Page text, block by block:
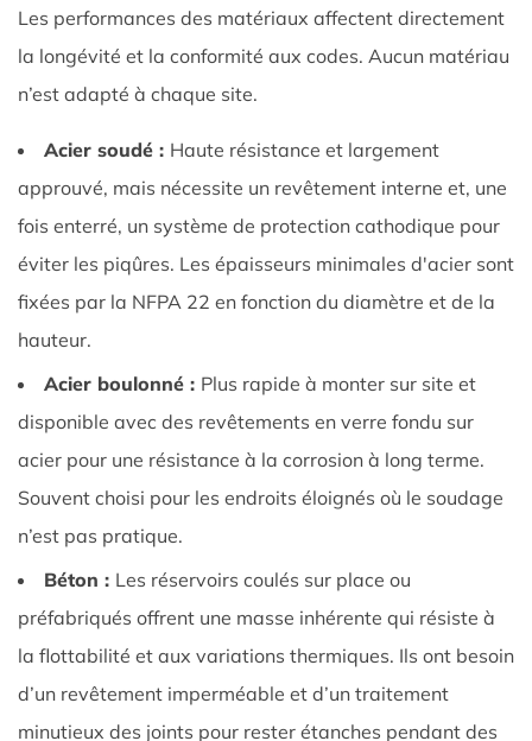
Les performances des matériaux affectent directement
la longévité et la conformité aux codes. Aucun matériau
n’est adapté à chaque site.
Acier soudé : Haute résistance et largement
approuvé, mais nécessite un revêtement interne et, une
fois enterré, un système de protection cathodique pour
éviter les piqûres. Les épaisseurs minimales d'acier sont
fixées par la NFPA 22 en fonction du diamètre et de la
hauteur.
Acier boulonné : Plus rapide à monter sur site et
disponible avec des revêtements en verre fondu sur
acier pour une résistance à la corrosion à long terme.
Souvent choisi pour les endroits éloignés où le soudage
n’est pas pratique.
Béton : Les réservoirs coulés sur place ou
préfabriqués offrent une masse inhérente qui résiste à
la flottabilité et aux variations thermiques. Ils ont besoin
d’un revêtement imperméable et d’un traitement
minutieux des joints pour rester étanches pendant des